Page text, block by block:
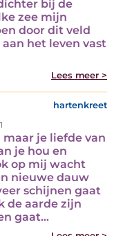
bij de
zee mijn
door dit veld
het leven vast
Lees meer >
hartenkreet
je liefde van
je hou en
op mij wacht
nieuwe dauw
schijnen gaat
de aarde zijn
gaat…